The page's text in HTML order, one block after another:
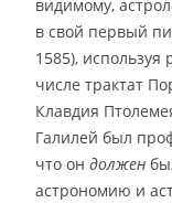
видимому,
в свой первый
1585), используя
числе трактат
Клавдия
Галилей был
что он должен
астрономию и